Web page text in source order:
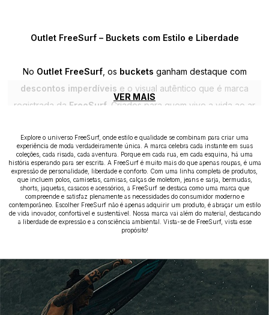
Outlet FreeSurf – Buckets com Estilo e Liberdade
No Outlet FreeSurf, os buckets ganham destaque com
descontos imperdíveis e o visual autêntico que é marca
registrada da FreeSurf . Criados para quem vive a vida ao ar
sendo ideais para o dia a dia, viagens, trilhas ou momentos de
descontração à beira-mar.
Osbuckets FreeSurfsão feitos commateriais leves e
resistentes, proporcionandoventilação e ajuste perfeito
Disponíveis em diferentes cores e estampas, eles traduzem o
espírito deliberdade, atitude e conexão com a natureza
Aproveite oOutlet FreeSurfe leve para casa o acessório que
completa seu visual comautenticidade, conforto e muito
— tudo isso com preços que só o outlet pode oferecer.
VER MAIS
Explore o universo FreeSurf, onde estilo e qualidade se combinam para criar uma
experiência de moda verdadeiramente única. A marca celebra cada instante em suas
coleções, cada risada, cada aventura. Porque em cada rua, em cada esquina, há uma
história esperando para ser escrita. A FreeSurf é muito mais do que apenas roupas, é uma
expressão de personalidade, liberdade e conforto. Com uma linha completa de produtos,
que incluem polos, camisetas, camisas, calças de moletom, jeans e sarja, bermudas,
shorts, jaquetas, casacos e acessórios, a FreeSurf se destaca como uma marca que
compreende e satisfaz plenamente as necessidades do consumidor moderno e
contemporâneo. Escolher FreeSurf não é apenas adquirir um produto, é abraçar um estilo
de vida inovador, confortável e sustentável. Nossa marca vai além do material, destacando
a liberdade de expressão e a consciência ambiental. Vista-se de FreeSurf, vista esse
propósito!